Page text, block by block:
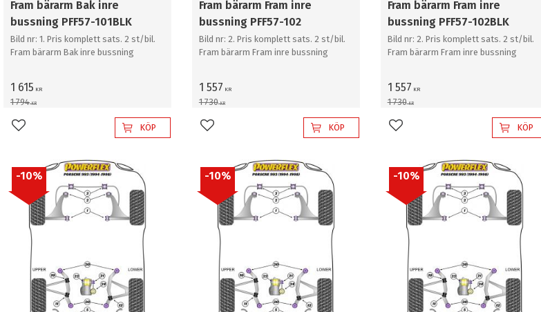
Fram bärarm Bak inre
bussning PFF57-101BLK
Bild nr: 1. Pris komplett sats. 2 st/bil.
Fram bärarm Bak inre bussning
1 615 KR
1 794KR
Lägg till i favoriter KÖP
Fram bärarm Fram inre
bussning PFF57-102
Bild nr: 2. Pris komplett sats. 2 st/bil.
Fram bärarm Fram inre bussning
1 557 KR
1 730KR
Lägg till i favoriter KÖP
Fram bärarm Fram inre
bussning PFF57-102BLK
Bild nr: 2. Pris komplett sats. 2 st/bil.
Fram bärarm Fram inre bussning
1 557 KR
1 730KR
Lägg till i favoriter KÖP
10% 10% 10%